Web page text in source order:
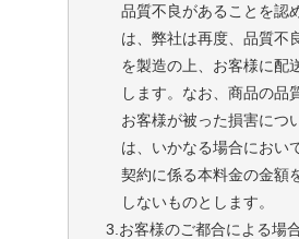
品質不良があることを認
は、弊社は再度、品質不
を製造の上、お客様に配
します。なお、商品の品
お客様が被った損害につ
は、いかなる場合におい
契約に係る本料金の金額
しないものとします。
3.お客様のご都合による場